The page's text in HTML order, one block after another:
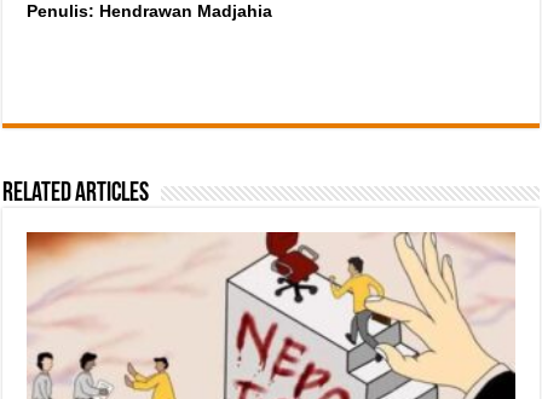
Penulis: Hendrawan Madjahia
Related Articles